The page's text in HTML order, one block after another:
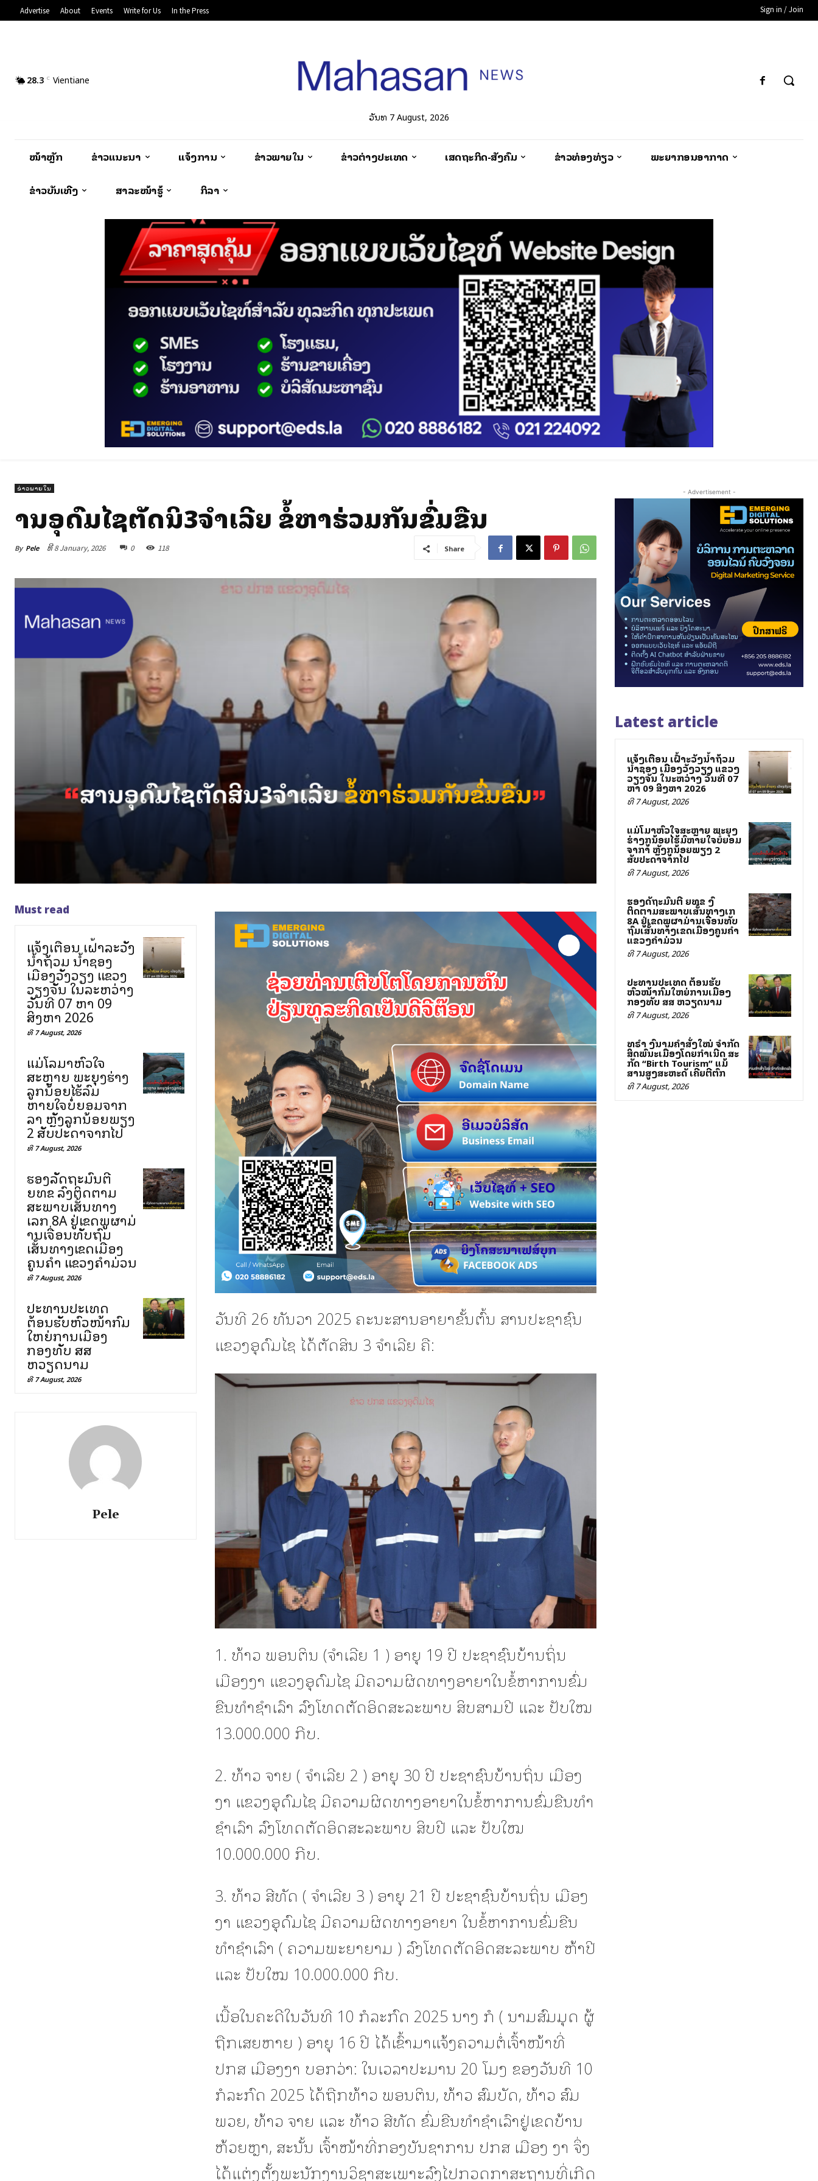
Advertise About Events Write for Us In the Press Sign in / Join
28.3 C Vientiane
ວັນທີ 7 August, 2026
ໜ້າຫຼັກ ຂ່າວແນະນຳ ແຈ້ງການ ຂ່າວພາຍໃນ ຂ່າວຕ່າງປະເທດ ເສດຖະກິດ-ສັງຄົມ ຂ່າວທ່ອງທ່ຽວ ພະຍາກອນອາກາດ
ຂ່າວບັນເທີງ ສາລະໜ້າຮູ້ ກິລາ
ຂ່າວພາຍໃນ
ສານອຸດົມໄຊຕັດສິນ3ຈຳເລີຍ ຂໍ້ຫາຮ່ວມກັນຂົ່ມຂືນ
By Pele ທີ 8 January, 2026 0 118 Share
Must read
ແຈ້ງເຕືອນ ເຝົ້າລະວັງ
ນ້ຳຖ້ວມ ນ້ຳຊອງ
ເມືອງວັງວຽງ ແຂວງ
ວຽງຈັນ ໃນລະຫວ່າງ
ວັນທີ 07 ຫາ 09
ສິງຫາ 2026
ທີ 7 August, 2026
ແມ່ໂລມາຫົວໃຈ
ສະຫຼາຍ ພະຍຸງຮ່າງ
ລູກນ້ອຍໄຮ້ລົມ
ຫາຍໃຈບໍ່ຍອມຈາກ
ລາ ຫຼັງລູກນ້ອຍພຽງ
2 ສັບປະດາຈາກໄປ
ທີ 7 August, 2026
ຮອງລັດຖະມົນຕີ
ຍທຂ ລົງຕິດຕາມ
ສະພາບເສັ້ນທາງ
ເລກ 8A ຢູ່ເຂດພູຜາມ່
ານເຈື່ອນທັບຖົມ
ເສັ້ນທາງເຂດເມືອງ
ຄູນຄໍາ ແຂວງຄໍາມ່ວນ
ທີ 7 August, 2026
ປະທານປະເທດ
ຕ້ອນຮັບຫົວໜ້າກົມ
ໃຫຍ່ການເມືອງ
ກອງທັບ ສສ
ຫວຽດນາມ
ທີ 7 August, 2026
Pele
ວັນທີ 26 ທັນວາ 2025 ຄະນະສານອາຍາຂັ້ນຕົ້ນ ສານປະຊາຊົນ
ແຂວງອຸດົມໄຊ ໄດ້ຕັດສິນ 3 ຈໍາເລີຍ ຄື:
1. ທ້າວ ພອນຕິນ (ຈໍາເລີຍ 1 ) ອາຍຸ 19 ປີ ປະຊາຊົນບ້ານຖິ່ນ
ເມືອງງາ ແຂວງອຸດົມໄຊ ມີຄວາມຜິດທາງອາຍາໃນຂໍ້ຫາການຂົ່ມ
ຂືນທໍາຊຳເລົາ ລົງໂທດຕັດອິດສະລະພາບ ສິບສາມປີ ແລະ ປັບໃໝ
13.000.000 ກີບ.
2. ທ້າວ ຈາຍ ( ຈຳເລີຍ 2 ) ອາຍຸ 30 ປີ ປະຊາຊົນບ້ານຖິ່ນ ເມືອງ
ງາ ແຂວງອຸດົມໄຊ ມີຄວາມຜິດທາງອາຍາໃນຂໍ້ຫາການຂົ່ມຂືນທໍາ
ຊຳເລົາ ລົງໂທດຕັດອິດສະລະພາບ ສິບປີ ແລະ ປັບໃໝ
10.000.000 ກີບ.
3. ທ້າວ ສີທັດ ( ຈຳເລີຍ 3 ) ອາຍຸ 21 ປີ ປະຊາຊົນບ້ານຖິ່ນ ເມືອງ
ງາ ແຂວງອຸດົມໄຊ ມີຄວາມຜິດທາງອາຍາ ໃນຂໍ້ຫາການຂົ່ມຂືນ
ທໍາຊຳເລົາ ( ຄວາມພະຍາຍາມ ) ລົງໂທດຕັດອິດສະລະພາບ ຫ້າປີ
ແລະ ປັບໃໝ 10.000.000 ກີບ.
ເນື້ອໃນຄະດີໃນວັນທີ 10 ກໍລະກົດ 2025 ນາງ ກໍ ( ນາມສົມມຸດ ຜູ້
ຖືກເສຍຫາຍ ) ອາຍຸ 16 ປີ ໄດ້ເຂົ້າມາແຈ້ງຄວາມຕໍ່ເຈົ້າໜ້າທີ່
ປກສ ເມືອງງາ ບອກວ່າ: ໃນເວລາປະມານ 20 ໂມງ ຂອງວັນທີ 10
ກໍລະກົດ 2025 ໄດ້ຖືກທ້າວ ພອນຕິນ, ທ້າວ ສົມບັດ, ທ້າວ ສົມ
ພວຍ, ທ້າວ ຈາຍ ແລະ ທ້າວ ສີທັດ ຂົ່ມຂືນທຳຊຳເລົາຢູ່ເຂດບ້ານ
ຫ້ວຍຫຼາ, ສະນັ້ນ ເຈົ້າໜ້າທີ່ກອງບັນຊາການ ປກສ ເມືອງ ງາ ຈຶ່ງ
ໄດ້ແຕ່ງຕັ້ງພະນັກງານວິຊາສະເພາະລົງໄປກວດກາສະຖານທີ່ເກີດ
- Advertisement -
Latest article
ແຈ້ງເຕືອນ ເຝົ້າລະວັງນ້ຳຖ້ວມ
ນ້ຳຊອງ ເມືອງວັງວຽງ ແຂວງ
ວຽງຈັນ ໃນລະຫວ່າງ ວັນທີ 07
ຫາ 09 ສິງຫາ 2026
ທີ 7 August, 2026
ແມ່ໂລມາຫົວໃຈສະຫຼາຍ ພະຍຸງ
ຮ່າງລູກນ້ອຍໄຮ້ລົມຫາຍໃຈບໍ່ຍອມ
ຈາກລາ ຫຼັງລູກນ້ອຍພຽງ 2
ສັບປະດາຈາກໄປ
ທີ 7 August, 2026
ຮອງລັດຖະມົນຕີ ຍທຂ ລົງ
ຕິດຕາມສະພາບເສັ້ນທາງເລກ
8A ຢູ່ເຂດພູຜາມ່ານເຈື່ອນທັບ
ຖົມເສັ້ນທາງເຂດເມືອງຄູນຄໍາ
ແຂວງຄໍາມ່ວນ
ທີ 7 August, 2026
ປະທານປະເທດ ຕ້ອນຮັບ
ຫົວໜ້າກົມໃຫຍ່ການເມືອງ
ກອງທັບ ສສ ຫວຽດນາມ
ທີ 7 August, 2026
ທຣຳ ລົງນາມຄຳສັ່ງໃໝ່ ຈຳກັດ
ສິດພົນລະເມືອງໂດຍກຳເນີດ ສະ
ກັດ “Birth Tourism” ແມ້
ສານສູງສະຫະລັດ ເຄີຍຕີຕົກ
ທີ 7 August, 2026